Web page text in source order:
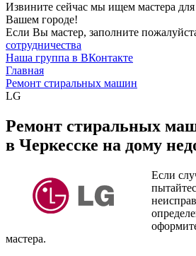
Извините сейчас мы ищем мастера для
Вашем городе!
Если Вы мастер, заполните
сотрудничества
Наша группа в ВКонтакте
Главная
Ремонт стиральных машин
LG
Ремонт стиральных
в Черкесске на дому
Если
мастера.